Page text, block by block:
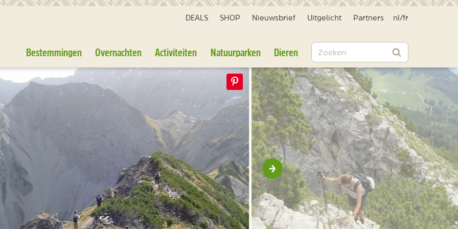
DEALS SHOP Nieuwsbrief Uitgelicht Partners nl /fr
Bestemmingen Overnachten Activiteiten Natuurparken Dieren Zoeken
Zoeken
Volgende